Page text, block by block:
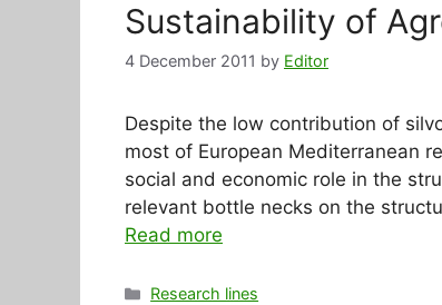
Sustainability of
4 December 2011 by Editor
Despite the low contribution of
most of European Mediterranean
social and economic role in the
relevant bottle necks on the
Read more
Categories
Research lines